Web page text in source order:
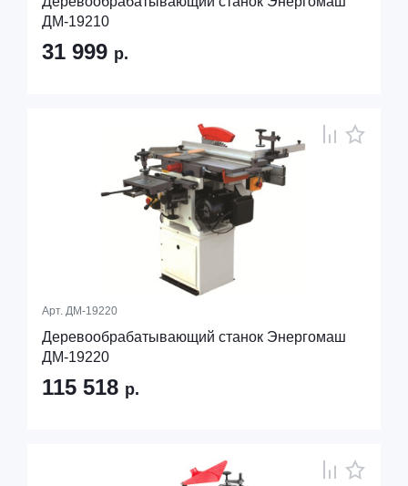
ДМ-19210
31 999 р.
Арт. ДМ-19220
Деревообрабатывающий станок Энергомаш
ДМ-19220
115 518 р.